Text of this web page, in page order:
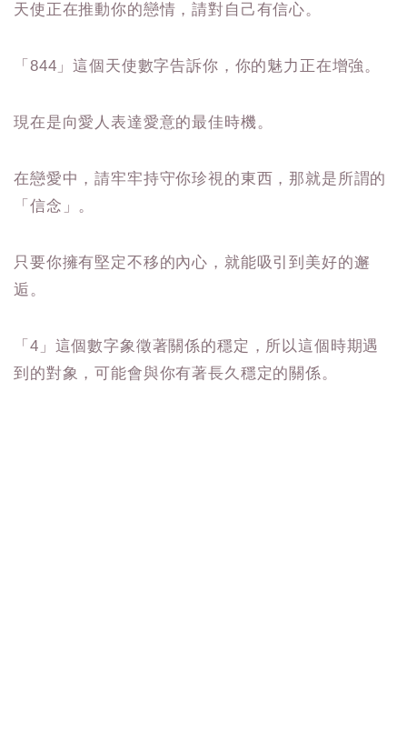
天使正在推動你的戀情，請對自己有信心。
「844」這個天使數字告訴你，你的魅力正在增強。
現在是向愛人表達愛意的最佳時機。
在戀愛中，請牢牢持守你珍視的東西，那就是所謂的
「信念」。
只要你擁有堅定不移的內心，就能吸引到美好的邂
逅。
「4」這個數字象徵著關係的穩定，所以這個時期遇
到的對象，可能會與你有著長久穩定的關係。